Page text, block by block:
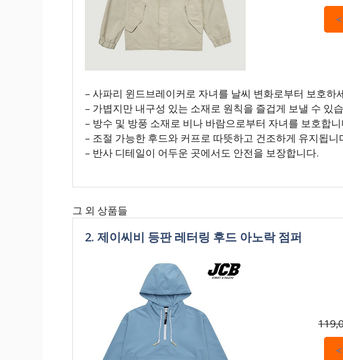
– 사파리 윈드브레이커로 자녀를 날씨 변화로부터 보호하
– 가볍지만 내구성 있는 소재로 원칙을 즐겁게 보낼 수 있
– 방수 및 방풍 소재로 비나 바람으로부터 자녀를 보호합니
– 조절 가능한 후드와 커프로 따뜻하고 건조하게 유지됩니
– 반사 디테일이 어두운 곳에서도 안전을 보장합니다.
그 외 상품들
2. 제이씨비 등판 레터링 후드 아노락 점퍼